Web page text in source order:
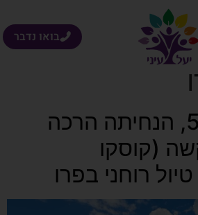
בואו נדבר
חגיגות ה-50, הנחיתה הרכה
(קוסקו
רוחני בפרו